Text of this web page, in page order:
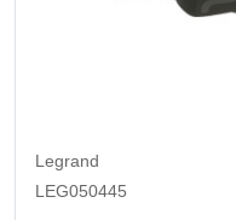
Legrand
LEG050445